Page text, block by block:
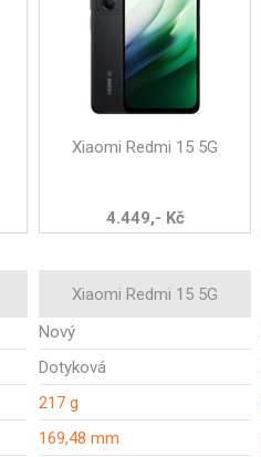
Xiaomi Redmi 15 5G
4.449,- Kč
Xiaomi Redmi 15 5G
Nový
Dotyková
217 g
169,48 mm